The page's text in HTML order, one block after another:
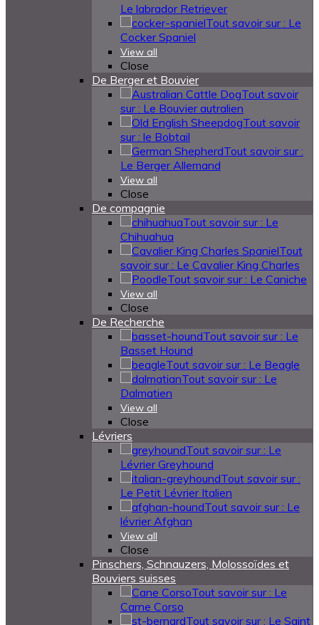
Le labrador Retriever
Tout savoir sur : Le
Cocker Spaniel
View all
Close
De Berger et Bouvier
Tout savoir
sur : Le Bouvier autralien
Tout savoir
sur : le Bobtail
Tout savoir sur :
Le Berger Allemand
View all
Close
De compagnie
Tout savoir sur : Le
Chihuahua
Tout
savoir sur : Le Cavalier King Charles
Tout savoir sur : Le Caniche
View all
Close
De Recherche
Tout savoir sur : Le
Basset Hound
Tout savoir sur : Le Beagle
Tout savoir sur : Le
Dalmatien
View all
Close
Lévriers
Tout savoir sur : Le
Lévrier Greyhound
Tout savoir sur :
Le Petit Lévrier Italien
Tout savoir sur : Le
lévrier Afghan
View all
Close
Pinschers, Schnauzers, Molossoïdes et
Bouviers suisses
Tout savoir sur : Le
Carne Corso
Tout savoir sur : Le Saint